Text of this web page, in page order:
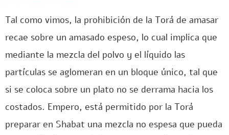
Tal como vimos, la prohibición de la Torá de amasar
recae sobre un amasado espeso, lo cual implica que
mediante la mezcla del polvo y el líquido las
partículas se aglomeran en un bloque único, tal que
si se coloca sobre un plato no se derrama hacia los
costados. Empero, está permitido por la Torá
preparar en Shabat una mezcla no espesa que pueda